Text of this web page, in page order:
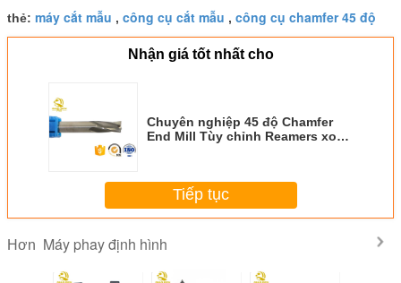
thẻ: máy cắt mẫu , công cụ cắt mẫu , công cụ chamfer 45 độ
Nhận giá tốt nhất cho
Chuyên nghiệp 45 độ Chamfer
End Mill Tùy chỉnh Reamers xoắn
Tiếp tục
Hơn Máy phay định hình